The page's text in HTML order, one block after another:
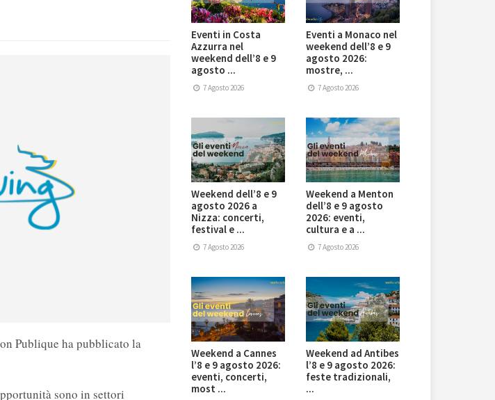
Publique ha pubblicato la
sono in settori
Eventi in Costa
Azzurra nel
weekend dell’8 e 9
agosto ...
7 Agosto 2026
Eventi a Monaco nel
weekend dell’8 e 9
agosto 2026:
mostre, ...
7 Agosto 2026
Weekend dell’8 e 9
agosto 2026 a
Nizza: concerti,
festival e ...
7 Agosto 2026
Weekend a Menton
dell’8 e 9 agosto
2026: eventi,
cultura e a ...
7 Agosto 2026
Weekend a Cannes
l’8 e 9 agosto 2026:
eventi, concerti,
most ...
Weekend ad Antibes
l’8 e 9 agosto 2026:
feste tradizionali,
...